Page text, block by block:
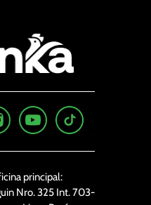
principal:
Nro. 325 Int. 703-